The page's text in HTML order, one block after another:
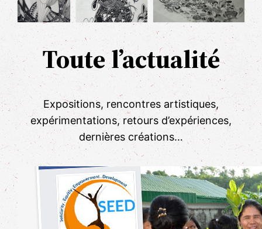
Toute l’actualité
Expositions, rencontres artistiques,
expérimentations, retours d’expériences,
dernières créations…